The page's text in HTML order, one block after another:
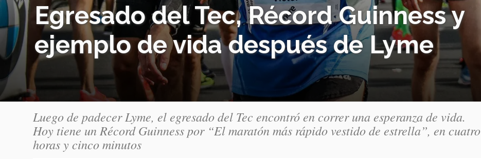
Egresado del Tec, Récord Guinness y
ejemplo de vida después de Lyme
Luego de padecer Lyme, el egresado del Tec encontró en correr una esperanza de vida.
Hoy tiene un Récord Guinness por “El maratón más rápido vestido de estrella”, en cuatro
horas y cinco minutos